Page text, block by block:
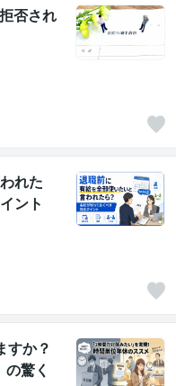
否され
れた
ント
すか？
驚く